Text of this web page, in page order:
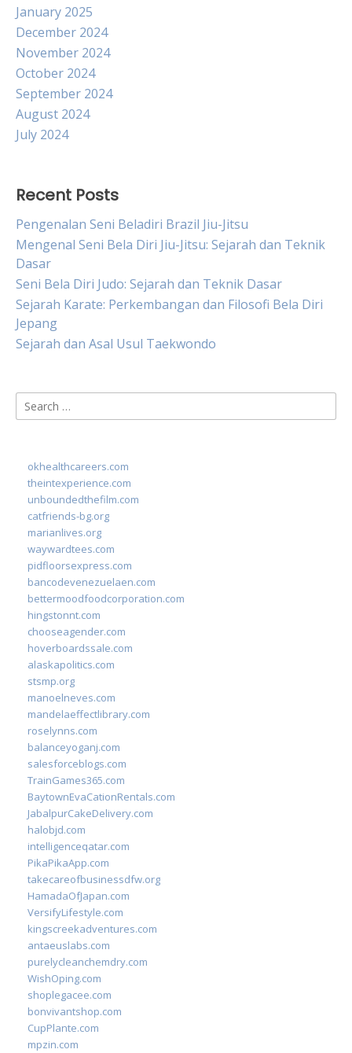
January 2025
December 2024
November 2024
October 2024
September 2024
August 2024
July 2024
Recent Posts
Pengenalan Seni Beladiri Brazil Jiu-Jitsu
Mengenal Seni Bela Diri Jiu-Jitsu: Sejarah dan Teknik
Dasar
Seni Bela Diri Judo: Sejarah dan Teknik Dasar
Sejarah Karate: Perkembangan dan Filosofi Bela Diri
Jepang
Sejarah dan Asal Usul Taekwondo
Search
for:
okhealthcareers.com
theintexperience.com
unboundedthefilm.com
catfriends-bg.org
marianlives.org
waywardtees.com
pidfloorsexpress.com
bancodevenezuelaen.com
bettermoodfoodcorporation.com
hingstonnt.com
chooseagender.com
hoverboardssale.com
alaskapolitics.com
stsmp.org
manoelneves.com
mandelaeffectlibrary.com
roselynns.com
balanceyoganj.com
salesforceblogs.com
TrainGames365.com
BaytownEvaCationRentals.com
JabalpurCakeDelivery.com
halobjd.com
intelligenceqatar.com
PikaPikaApp.com
takecareofbusinessdfw.org
HamadaOfJapan.com
VersifyLifestyle.com
kingscreekadventures.com
antaeuslabs.com
purelycleanchemdry.com
WishOping.com
shoplegacee.com
bonvivantshop.com
CupPlante.com
mpzin.com